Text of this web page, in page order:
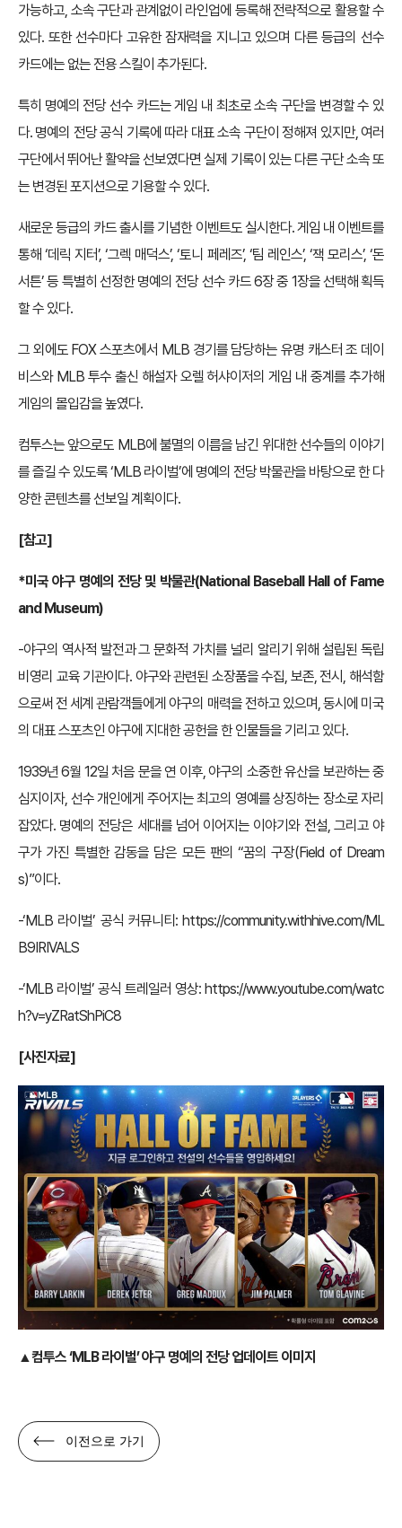
가능하고, 소속 구단과 관계없이 라인업에 등록해 전략적으로 활용할 수
있다. 또한 선수마다 고유한 잠재력을 지니고 있으며 다른 등급의 선수
카드에는 없는 전용 스킬이 추가된다.
특히 명예의 전당 선수 카드는 게임 내 최초로 소속 구단을 변경할 수 있
다. 명예의 전당 공식 기록에 따라 대표 소속 구단이 정해져 있지만, 여러
구단에서 뛰어난 활약을 선보였다면 실제 기록이 있는 다른 구단 소속 또
는 변경된 포지션으로 기용할 수 있다.
새로운 등급의 카드 출시를 기념한 이벤트도 실시한다. 게임 내 이벤트를
통해 ‘데릭 지터’, ‘그렉 매덕스’, ‘토니 페레즈’, ‘팀 레인스’, ‘잭 모리스’, ‘돈
서튼’ 등 특별히 선정한 명예의 전당 선수 카드 6장 중 1장을 선택해 획득
할 수 있다.
그 외에도 FOX 스포츠에서 MLB 경기를 담당하는 유명 캐스터 조 데이
비스와 MLB 투수 출신 해설자 오렐 허샤이저의 게임 내 중계를 추가해
게임의 몰입감을 높였다.
컴투스는 앞으로도 MLB에 불멸의 이름을 남긴 위대한 선수들의 이야기
를 즐길 수 있도록 ‘MLB 라이벌’에 명예의 전당 박물관을 바탕으로 한 다
양한 콘텐츠를 선보일 계획이다.
[참고]
*미국 야구 명예의 전당 및 박물관(National Baseball Hall of Fame
and Museum)
-야구의 역사적 발전과 그 문화적 가치를 널리 알리기 위해 설립된 독립
비영리 교육 기관이다. 야구와 관련된 소장품을 수집, 보존, 전시, 해석함
으로써 전 세계 관람객들에게 야구의 매력을 전하고 있으며, 동시에 미국
의 대표 스포츠인 야구에 지대한 공헌을 한 인물들을 기리고 있다.
1939년 6월 12일 처음 문을 연 이후, 야구의 소중한 유산을 보관하는 중
심지이자, 선수 개인에게 주어지는 최고의 영예를 상징하는 장소로 자리
잡았다. 명예의 전당은 세대를 넘어 이어지는 이야기와 전설, 그리고 야
구가 가진 특별한 감동을 담은 모든 팬의 “꿈의 구장(Field of Dream
s)”이다.
-‘MLB 라이벌’ 공식 커뮤니티: https://community.withhive.com/ML
B9IRIVALS
-‘MLB 라이벌’ 공식 트레일러 영상: https://www.youtube.com/watc
h?v=yZRatShPiC8
[사진자료]
▲컴투스 ‘MLB 라이벌’ 야구 명예의 전당 업데이트 이미지
이전으로 가기